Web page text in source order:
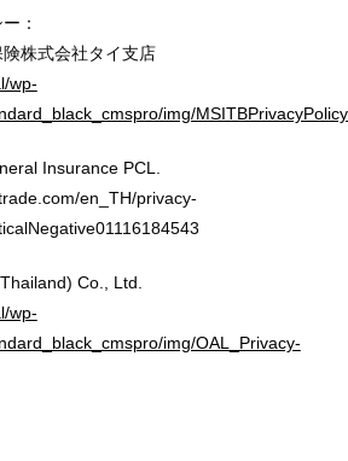
：
株式会社タイ支店
wp-
img/
Insurance PCL.
en_TH/privacy-
Co., Ltd.
wp-
img/OAL_Privacy-